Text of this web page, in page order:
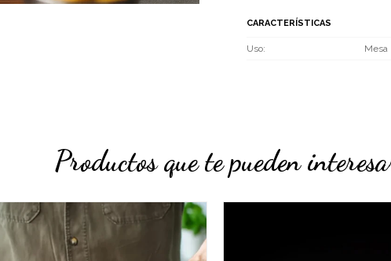
CARACTERÍSTICAS
Uso Mesa
Productos que te pueden